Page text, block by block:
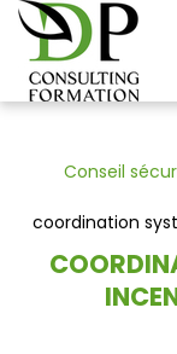
Conseil
coordination
Panneau de gestion